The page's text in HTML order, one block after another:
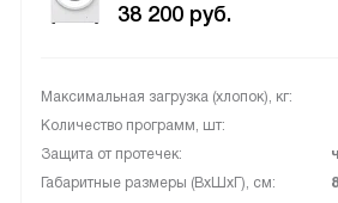
38 200 руб.
Максимальная загрузка (хлопок), кг:
Количество программ, шт:
Защита от протечек:
Габаритные размеры (ВxШxГ), см: